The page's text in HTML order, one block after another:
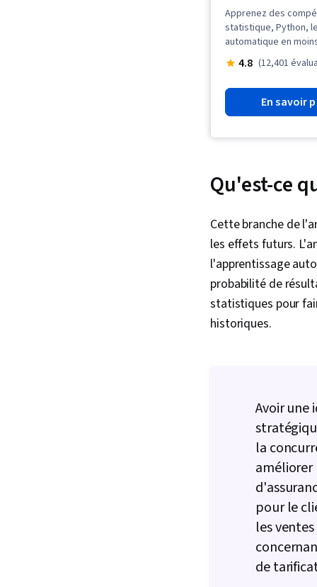
Apprenez des
statistique, Python,
automatique en
4.8 (12,401
En savoir
Qu'est-ce
Cette branche de
les effets futurs.
l'apprentissage
probabilité de
statistiques pour
historiques.
Avoir une
la
améliorer
pour le
les
de